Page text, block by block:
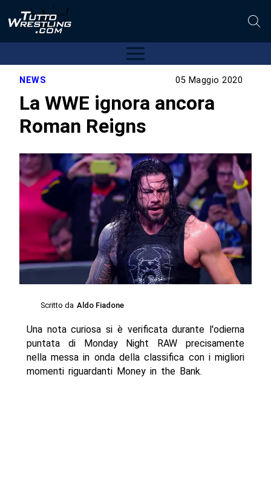
NEWS 05 Maggio 2020
La WWE ignora ancora
Roman Reigns
Scritto da Aldo Fiadone
Una nota curiosa si è verificata durante l'odierna
puntata di Monday Night RAW precisamente
nella messa in onda della classifica con i migliori
momenti riguardanti Money in the Bank.